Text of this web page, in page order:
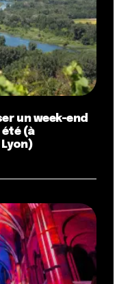
un week-end
été (à